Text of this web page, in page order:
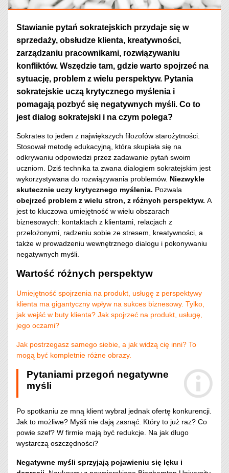
Stawianie pytań sokratejskich przydaje się w
sprzedaży, obsłudze klienta, kreatywności,
zarządzaniu pracownikami, rozwiązywaniu
konfliktów. Wszędzie tam, gdzie warto spojrzeć na
sytuację, problem z wielu perspektyw. Pytania
sokratejskie uczą krytycznego myślenia i
pomagają pozbyć się negatywnych myśli. Co to
jest dialog sokratejski i na czym polega?
Sokrates to jeden z największych filozofów starożytności.
Stosował metodę edukacyjną, która skupiała się na
odkrywaniu odpowiedzi przez zadawanie pytań swoim
uczniom. Dziś technika ta zwana dialogiem sokratejskim jest
wykorzystywana do rozwiązywania problemów. Niezwykle
skutecznie uczy krytycznego myślenia. Pozwala
obejrzeć problem z wielu stron, z różnych perspektyw. A
jest to kluczowa umiejętność w wielu obszarach
biznesowych: kontaktach z klientami, relacjach z
przełożonymi, radzeniu sobie ze stresem, kreatywności, a
także w prowadzeniu wewnętrznego dialogu i pokonywaniu
negatywnych myśli.
Wartość różnych perspektyw
Umiejętność spojrzenia na produkt, usługę z perspektywy
klienta ma gigantyczny wpływ na sukces biznesowy. Tylko,
jak wejść w buty klienta? Jak spojrzeć na produkt, usługę,
jego oczami?
Jak postrzegasz samego siebie, a jak widzą cię inni? To
mogą być kompletnie różne obrazy.
Pytaniami przegoń negatywne
myśli
Po spotkaniu ze mną klient wybrał jednak ofertę konkurencji.
Jak to możliwe? Myśli nie dają zasnąć. Który to już raz? Co
powie szef? W firmie mają być redukcje. Na jak długo
wystarczą oszczędności?
Negatywne myśli sprzyjają pojawieniu się lęku i